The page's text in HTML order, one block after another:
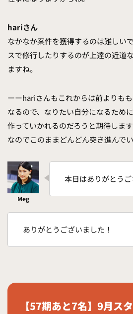
hariさん
なかなか案件を獲得するのは難しい
スで修行したりするのが上達の近道
ますね。
ーーhariさんもこれからは前よりも
なるので、なりたい自分になるため
作っていかれるのだろうと期待しま
なのでこのままどんどん突き進んで
本日はありがとうご
ありがとうございました！
【57期あと7名】9月ス